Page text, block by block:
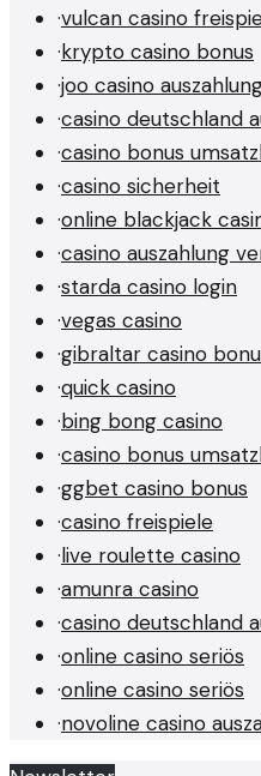
·vulcan casino
·krypto casino bonus
·joo casino
·casino deutschland
·casino bonus
·casino sicherheit
·online blackjack
·casino auszahlung
·starda casino login
·vegas casino
·gibraltar casino
·quick casino
·bing bong casino
·casino bonus
·ggbet casino bonus
·casino freispiele
·live roulette casino
·amunra casino
·casino deutschland
·online casino seriös
·online casino seriös
·novoline casino